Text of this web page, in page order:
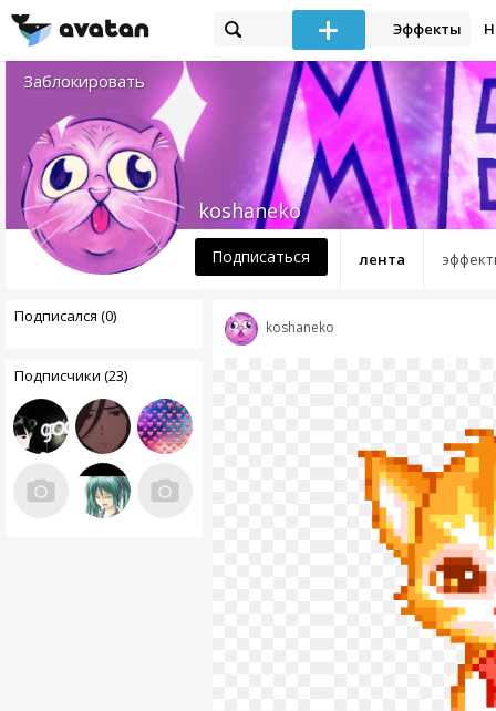
Эффекты
Заблокировать
лента
koshaneko
Подписаться
Подписался (0)
Подписчики (23)
koshaneko